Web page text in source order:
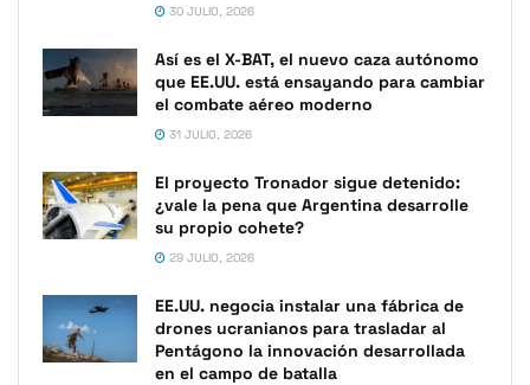
30 JULIO, 2026
Así es el X-BAT, el nuevo caza autónomo
que EE.UU. está ensayando para cambiar
el combate aéreo moderno
31 JULIO, 2026
El proyecto Tronador sigue detenido:
¿vale la pena que Argentina desarrolle
su propio cohete?
29 JULIO, 2026
EE.UU. negocia instalar una fábrica de
drones ucranianos para trasladar al
Pentágono la innovación desarrollada
en el campo de batalla